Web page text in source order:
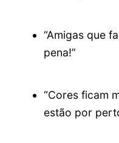
“Amigas que
pena!”
“Cores ficam
estão por